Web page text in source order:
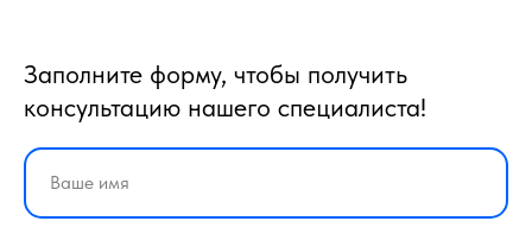
Заполните форму, чтобы получить
консультацию нашего специалиста!